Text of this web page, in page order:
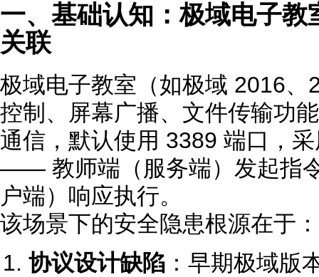
一、基础认知：极域电子教
关联
极域电子教室（如极域 2016、
控制、屏幕广播、文件传输功
通信，默认使用 3389 端口，
—— 教师端（服务端）发起指
户端）响应执行。
该场景下的安全隐患根源在于：
协议设计缺陷 ：早期极域版